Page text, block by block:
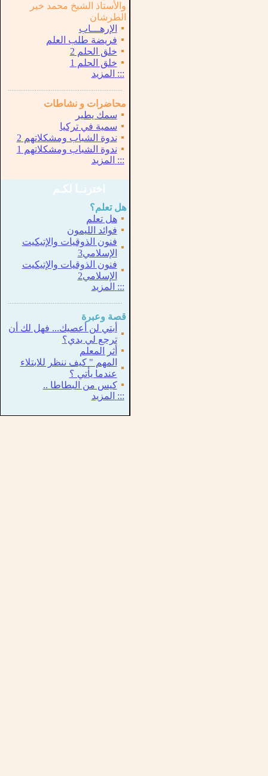
والأستاذ الشيخ محمد خير
الطرشان
▪
الإرهـــاب
▪ فريضة طلب العلم
▪ خلق الحلم 2
▪ خلق الحلم 1
::: المزيد
محاضرات و نشاطات
▪ سمك يطير
▪ سمية في تركيا
▪ ندوة الشباب ومشكلاتهم 2
▪ ندوة الشباب ومشكلاتهم 1
::: المزيد
اخترنــا لكـم
هل تعلم؟
▪ هل تعلم
▪ فوائد الليمون
▪
فنون الذوقيات والإتيكيت
الإسلامي3
▪
فنون الذوقيات والإتيكيت
الإسلامي2
::: المزيد
قصة وعبرة
▪
أبتي لن أعصيك... فهل لك أن
ترجع لي يدي؟
▪ أثر المعلم
▪
المهم " كيف ننظر للابتلاء
عندما يأتي ؟
▪ كيس من البطاطا ..
::: المزيد